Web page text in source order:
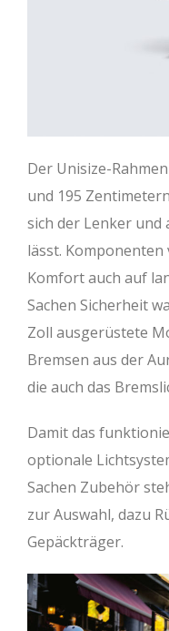
Der Unisize-
und 195
sich der Lenker und
lässt.
Komfort auch auf
Sachen Sicherheit
Zoll ausgerüstete
Bremsen aus der
die auch das
Damit das
optionale
Sachen Zubehör
zur Auswahl, dazu
Gepäckträger.